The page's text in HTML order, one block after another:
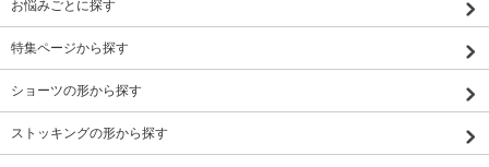
お悩みごとに探す
特集ページから探す
ショーツの形から探す
ストッキングの形から探す